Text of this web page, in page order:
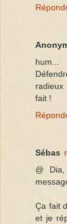
hum...
fait !
Sébas
@
Ça fait
et je